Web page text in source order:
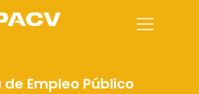
Empleo Público